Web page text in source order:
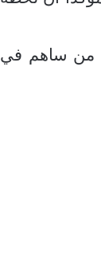
من ساهم في